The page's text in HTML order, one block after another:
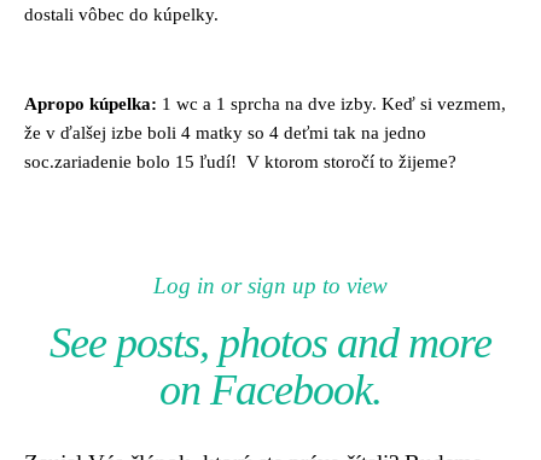
dostali vôbec do kúpelky.
Apropo kúpelka: 1 wc a 1 sprcha na dve izby. Keď si vezmem,
že v ďalšej izbe boli 4 matky so 4 deťmi tak na jedno
soc.zariadenie bolo 15 ľudí! V ktorom storočí to žijeme?
Log in or sign up to view
See posts, photos and more
on Facebook.